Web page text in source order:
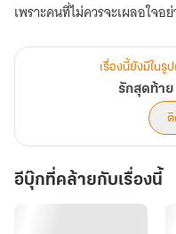
เพราะคนที่ไม่ควรจะเผลอใจอย่
เรื่องนี้ยังมีในรู
รักสุดท้า
ติ
อีบุ๊กที่คล้ายกับเรื่องนี้